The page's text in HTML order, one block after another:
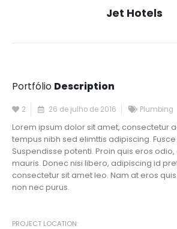
Jet Hotels
Portfólio Description
2 26 de julho de 2016 Plumbing
Lorem ipsum dolor sit amet, consectetur
tempus nibh sed elimttis adipiscing.
Suspendisse potenti. Proin quis eros
mauris. Donec nisi libero, adipiscing id
consectetur sit amet leo. Nam at eros
non nec purus.
PROJECT LOCATION: